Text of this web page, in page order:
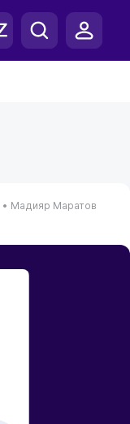
• Мадияр Маратов